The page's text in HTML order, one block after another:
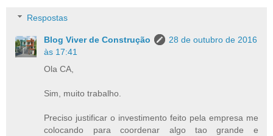
Respostas
Blog Viver de Construção
28 de outubro de 2016
às 17:41
Ola CA,
Sim, muito trabalho.
Preciso justificar o investimento feito pela empresa me
colocando para coordenar algo tao grande e